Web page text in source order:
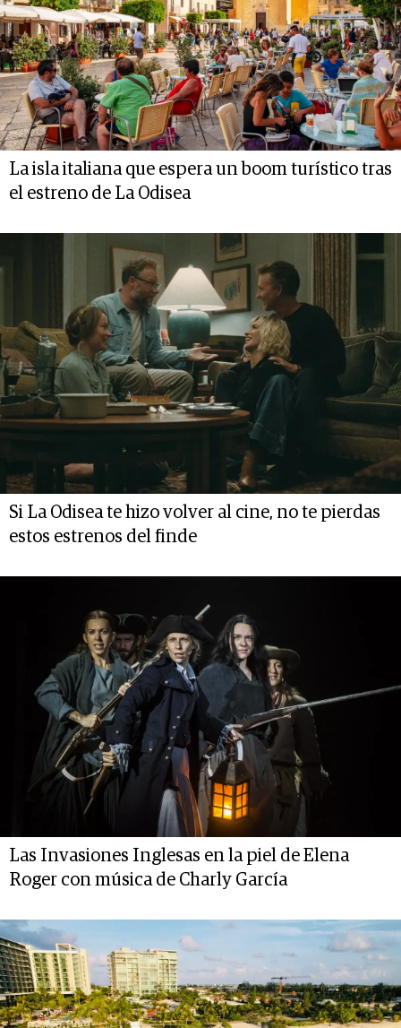
La isla italiana que espera un boom turístico tras
el estreno de La Odisea
Si La Odisea te hizo volver al cine, no te pierdas
estos estrenos del finde
Las Invasiones Inglesas en la piel de Elena
Roger con música de Charly García